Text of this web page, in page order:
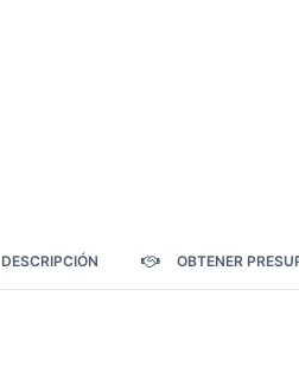
DESCRIPCIÓN OBTENER